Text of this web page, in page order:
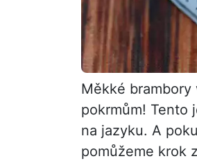
Měkké
pokrmům! Tento
na jazyku. A
pomůžeme krok